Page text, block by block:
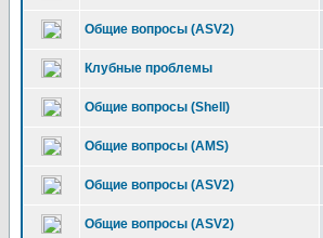
Общие вопросы (ASV2)
Клубные проблемы
Общие вопросы (Shell)
Общие вопросы (AMS)
Общие вопросы (ASV2)
Общие вопросы (ASV2)